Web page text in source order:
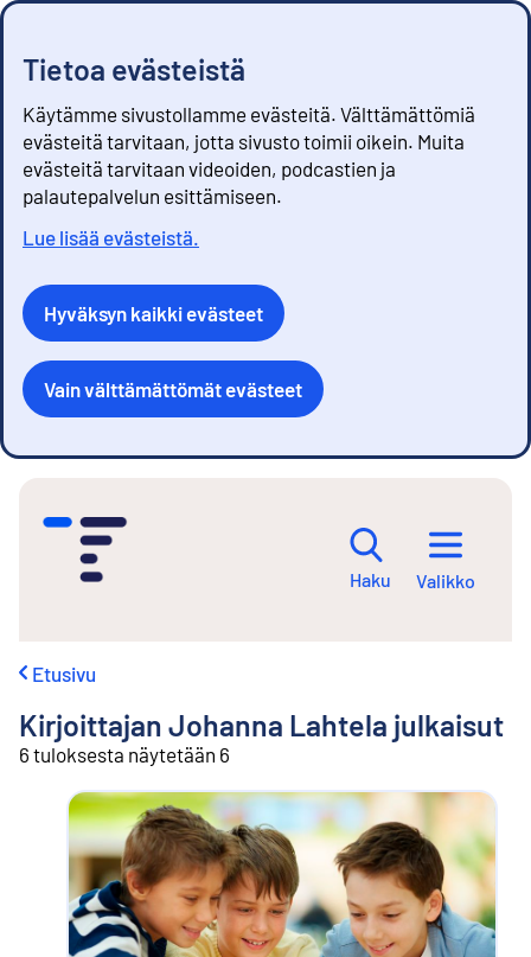
Tietoa evästeistä
Käytämme sivustollamme evästeitä. Välttämättömiä
evästeitä tarvitaan, jotta sivusto toimii oikein. Muita
evästeitä tarvitaan videoiden, podcastien ja
palautepalvelun esittämiseen.
Lue lisää evästeistä.
Hyväksyn kaikki evästeet
Vain välttämättömät evästeet
Haku Valikko
Etusivu
Kirjoittajan Johanna Lahtela julkaisut
6 tuloksesta näytetään 6